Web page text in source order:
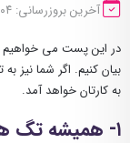
آخرین بروزرسانی: ۱۴۰۳/۰۲/۰۴
بیان کنیم. اگر شما نیز
به کارتان خواهد آمد.
۱- همیشه تگ های HTML تان را ببندید.